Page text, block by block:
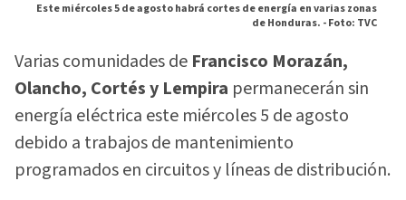
Este miércoles 5 de agosto habrá cortes de energía en varias zonas
de Honduras. -Foto: TVC
Varias comunidades de Francisco Morazán,
Olancho, Cortés y Lempira permanecerán sin
energía eléctrica este miércoles 5 de agosto
debido a trabajos de mantenimiento
programados en circuitos y líneas de distribución.